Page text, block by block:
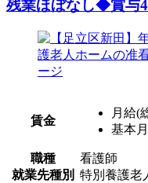
残業ほぼなし◆賞与
賃金
月給(
基本
職種
看護師
就業先種別 特別養護老